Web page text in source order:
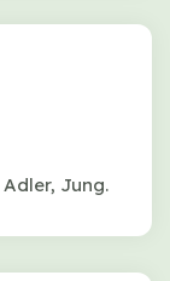
Jung.